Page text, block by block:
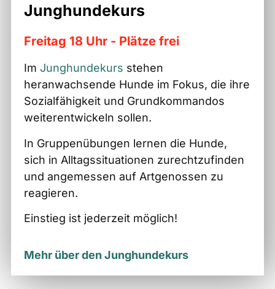
Junghundekurs
Freitag 18 Uhr - Plätze frei
Im Junghundekurs stehen
heranwachsende Hunde im Fokus, die ihre
Sozialfähigkeit und Grundkommandos
weiterentwickeln sollen.
In Gruppenübungen lernen die Hunde,
sich in Alltagssituationen zurechtzufinden
und angemessen auf Artgenossen zu
reagieren.
Einstieg ist jederzeit möglich!
Mehr über den Junghundekurs